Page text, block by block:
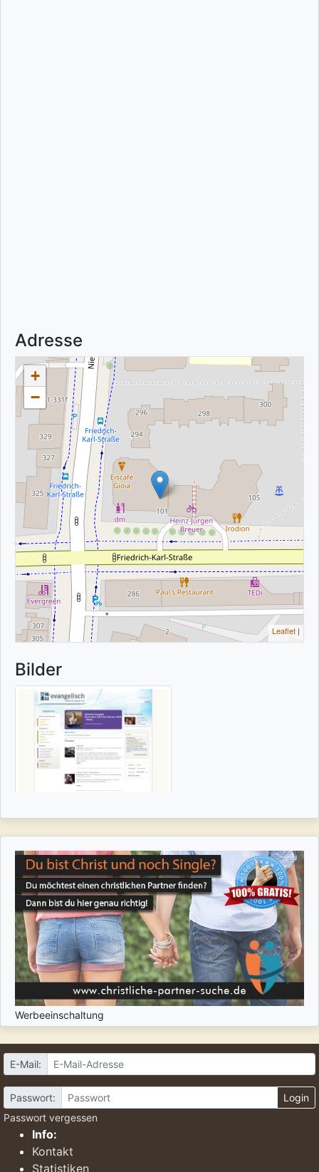
Adresse
+
−
Leaflet |
Bilder
Werbeeinschaltung
E-Mail:
Passwort:
Login
Passwort vergessen
Info:
Kontakt
Statistiken